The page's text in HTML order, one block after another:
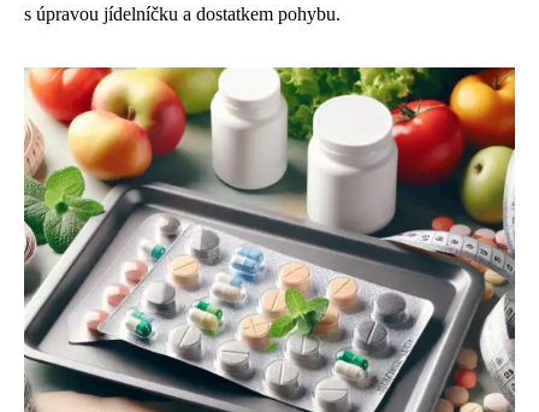
s úpravou jídelníčku a dostatkem pohybu.